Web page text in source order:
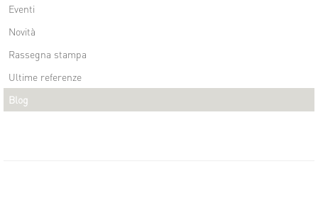
Eventi
Novità
Rassegna stampa
Ultime referenze
Blog